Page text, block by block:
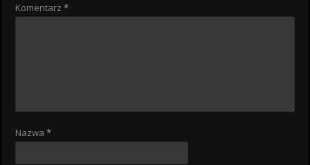
Komentarz*
Nazwa*